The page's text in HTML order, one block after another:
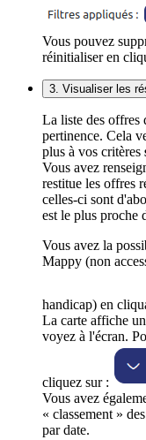
Vous pouvez
réinitialiser en
3. Visualiser les
La liste des offres
pertinence. Cela
plus à vos critères
Vous avez
restitue les offres
celles-ci sont
est le plus proche
Vous avez la
Mappy (non
handicap) en
La carte affiche
voyez à l'écran.
cliquez sur :
Vous avez
« classement »
par date.